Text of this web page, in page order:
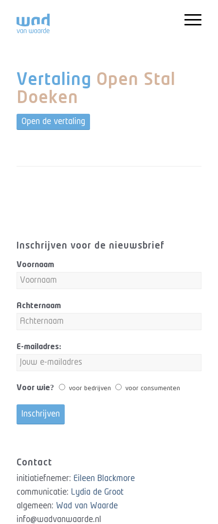
Vertaling Open Stal
Doeken
Open de vertaling
Inschrijven voor de nieuwsbrief
Voornaam
Achternaam
E-mailadres:
Voor wie? voor bedrijven voor consumenten
Contact
initiatiefnemer: Eileen Blackmore
communicatie: Lydia de Groot
algemeen: Wad van Waarde
info@wadvanwaarde.nl